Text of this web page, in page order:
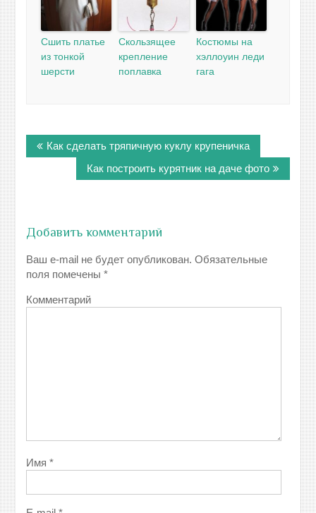
Сшить платье
из тонкой
шерсти
Скользящее
крепление
поплавка
Костюмы на
хэллоуин леди
гага
по Как сделать тряпичную куклу крупеничка
Как построить курятник на даче фото
Добавить комментарий
Ваш e-mail не будет опубликован. Обязательные
поля помечены*
Комментарий
Имя*